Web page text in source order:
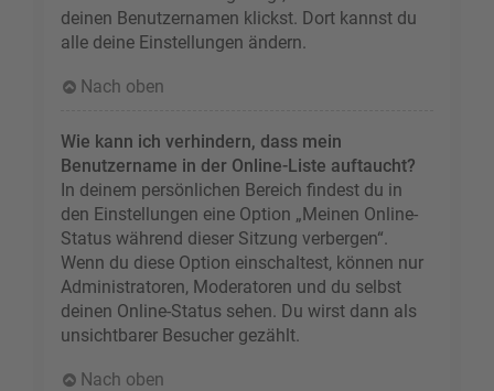
deinen Benutzernamen klickst. Dort kannst du
alle deine Einstellungen ändern.
Nach oben
Wie kann ich verhindern, dass mein
Benutzername in der Online-Liste auftaucht?
In deinem persönlichen Bereich findest du in
den Einstellungen eine Option „Meinen Online-
Status während dieser Sitzung verbergen“.
Wenn du diese Option einschaltest, können nur
Administratoren, Moderatoren und du selbst
deinen Online-Status sehen. Du wirst dann als
unsichtbarer Besucher gezählt.
Nach oben